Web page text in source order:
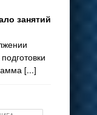
занятий
[...]